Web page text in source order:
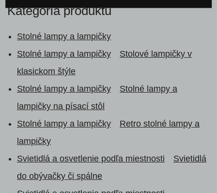
Kategória produktu
Stolné lampy a lampičky
Stolné lampy a lampičky
Stolové lampičky v
klasickom štýle
Stolné lampy a lampičky
Stolné lampy a
lampičky na písací stôl
Stolné lampy a lampičky
Retro stolné lampy a
lampičky
Svietidlá a osvetlenie podľa miestnosti
Svietidlá
do obývačky či spálne